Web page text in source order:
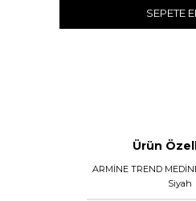
SEPETE
Ürün
ARMİNE TREND
Siyah